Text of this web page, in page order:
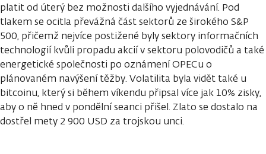
platit od úterý bez možnosti dalšího vyjednávání. Pod
tlakem se ocitla převážná část sektorů ze širokého S&P
500, přičemž nejvíce postižené byly sektory informačních
technologií kvůli propadu akcií v sektoru polovodičů a také
energetické společnosti po oznámení OPECu o
plánovaném navýšení těžby. Volatilita byla vidět také u
bitcoinu, který si během víkendu připsal více jak 10% zisky,
aby o ně hned v pondělní seanci přišel. Zlato se dostalo na
dostřel mety 2 900 USD za trojskou unci.